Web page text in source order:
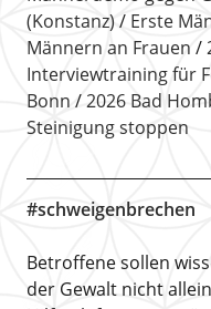
(Konstanz)
Erste
Männern an Frauen
Interviewtraining für
Bonn
2026 Bad
Steinigung stoppen
#schweigenbrechen
Betroffene sollen
der Gewalt nicht